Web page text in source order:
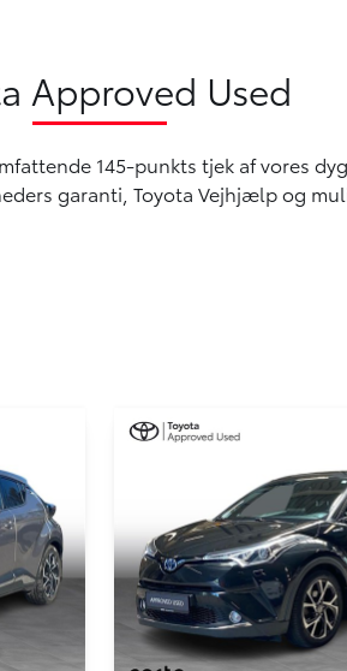
Approved Used
145-punkts tjek af vores
garanti, Toyota Vejhjælp og